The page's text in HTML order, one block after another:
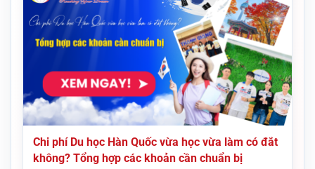
Chi phí Du học Hàn Quốc vừa học vừa làm có đắt
không? Tổng hợp các khoản cần chuẩn bị